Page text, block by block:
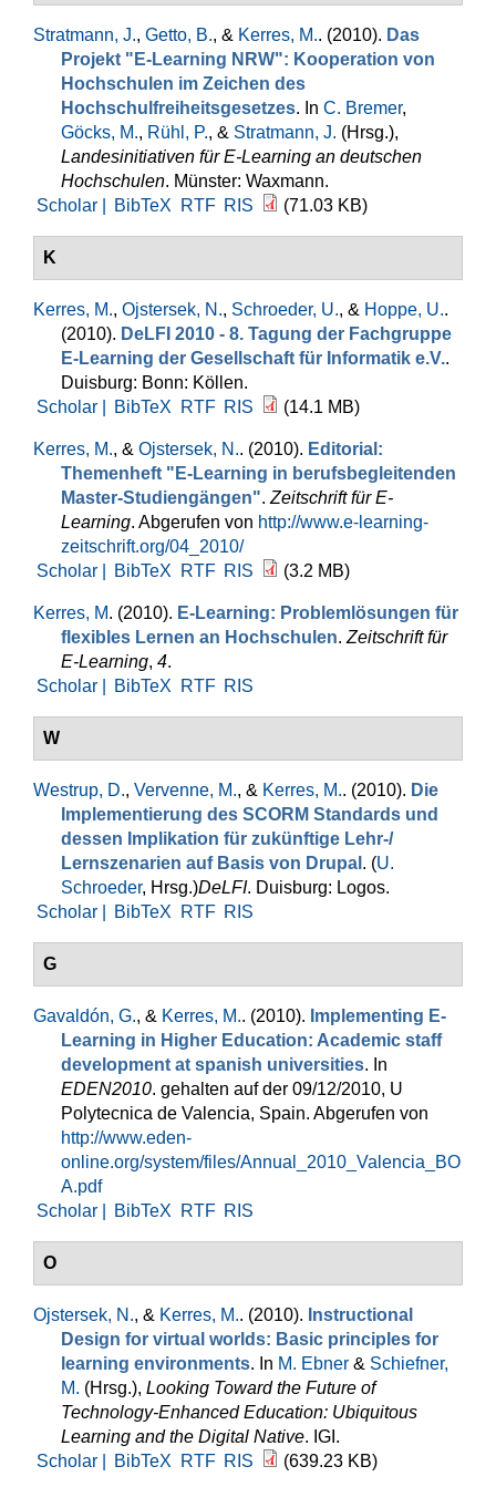
Stratmann, J., Getto, B., & Kerres, M.. (2010). Das
Projekt "E-Learning NRW": Kooperation von
Hochschulen im Zeichen des
Hochschulfreiheitsgesetzes. In C. Bremer,
Göcks, M., Rühl, P., & Stratmann, J. (Hrsg.),
Landesinitiativen für E-Learning an deutschen
Hochschulen. Münster: Waxmann.
Scholar |
BibTeX RTF RIS (71.03 KB)
K
Kerres, M., Ojstersek, N., Schroeder, U., & Hoppe, U..
(2010). DeLFI 2010 - 8. Tagung der Fachgruppe
E-Learning der Gesellschaft für Informatik e.V..
Duisburg: Bonn: Köllen.
Scholar |
BibTeX RTF RIS (14.1 MB)
Kerres, M., & Ojstersek, N.. (2010). Editorial:
Themenheft "E-Learning in berufsbegleitenden
Master-Studiengängen". Zeitschrift für E-
Learning. Abgerufen von http://www.e-learning-
zeitschrift.org/04_2010/
Scholar |
BibTeX RTF RIS (3.2 MB)
Kerres, M. (2010). E-Learning: Problemlösungen für
flexibles Lernen an Hochschulen. Zeitschrift für
E-Learning, 4.
Scholar |
BibTeX RTF RIS
W
Westrup, D., Vervenne, M., & Kerres, M.. (2010). Die
Implementierung des SCORM Standards und
dessen Implikation für zukünftige Lehr-/
Lernszenarien auf Basis von Drupal . (U.
Schroeder, Hrsg.)DeLFI. Duisburg: Logos.
Scholar |
BibTeX RTF RIS
G
Gavaldón, G., & Kerres, M.. (2010). Implementing E-
Learning in Higher Education: Academic staff
development at spanish universities. In
EDEN2010. gehalten auf der 09/12/2010, U
Polytecnica de Valencia, Spain. Abgerufen von
http://www.eden-
online.org/system/files/Annual_2010_Valencia_BO
A.pdf
Scholar |
BibTeX RTF RIS
O
Ojstersek, N., & Kerres, M.. (2010). Instructional
Design for virtual worlds: Basic principles for
learning environments. In M. Ebner & Schiefner,
M. (Hrsg.), Looking Toward the Future of
Technology-Enhanced Education: Ubiquitous
Learning and the Digital Native. IGI.
Scholar |
BibTeX RTF RIS (639.23 KB)